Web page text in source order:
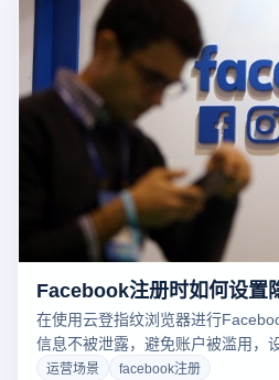
Facebook注册时如何设置
在使用云登指纹浏览器进行
信息不被泄露，避免账户被滥用，
下是具体的隐私设置步骤：
运营场景
facebook注册